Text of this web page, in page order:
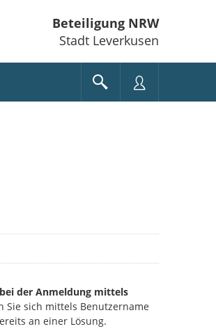
Beteiligung NRW
Stadt Leverkusen
der Anmeldung mittels
Sie sich mittels Benutzername
an einer Lösung.